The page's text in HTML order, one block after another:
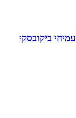
עמיחי ביקובסקי